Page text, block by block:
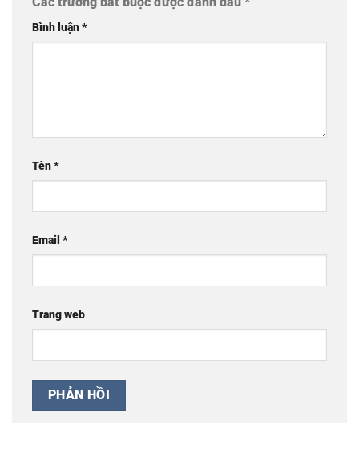
Bình luận*
Tên*
Email *
Trang web